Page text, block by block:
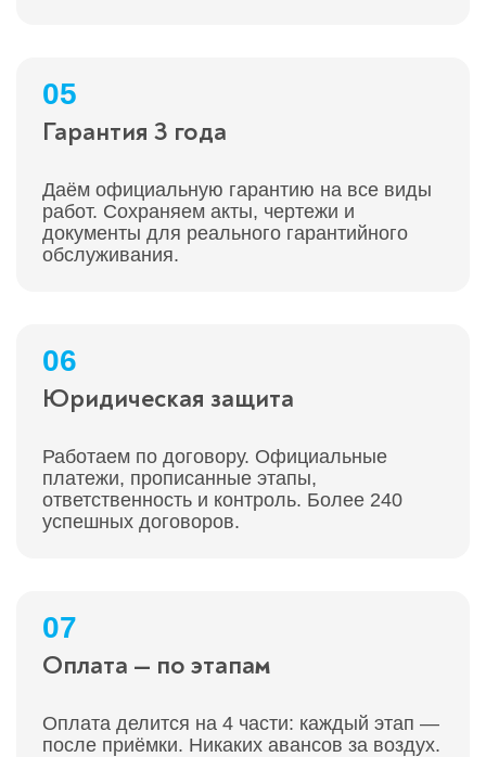
05
Гарантия 3 года
Даём официальную гарантию на все виды
работ. Сохраняем акты, чертежи и
документы для реального гарантийного
обслуживания.
06
Юридическая защита
Работаем по договору. Официальные
платежи, прописанные этапы,
ответственность и контроль. Более 240
успешных договоров.
07
Оплата — по этапам
Оплата делится на 4 части: каждый этап —
после приёмки. Никаких авансов за воздух.